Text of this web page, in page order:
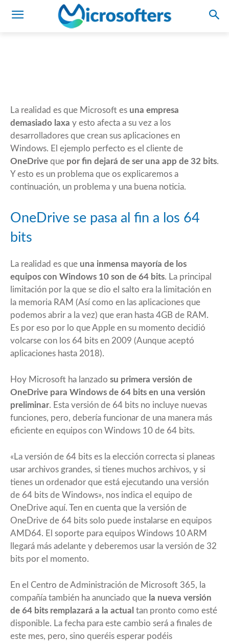
cliente de 64 bits en Windows
La realidad es que Microsoft es una empresa
demasiado laxa y esto afecta a su vez a los
desarrolladores que crean sus aplicaciones en
Windows. El ejemplo perfecto es el cliente de
OneDrive que por fin dejará de ser una app de 32 bits.
Y esto es un problema que os explicaremos a
continuación, un problema y una buena noticia.
OneDrive se pasa al fin a los 64
bits
La realidad es que una inmensa mayoría de los
equipos con Windows 10 son de 64 bits. La principal
limitación por la que se dio el salto era la limitación en
la memoria RAM (Así como en las aplicaciones que
podemos abrir a la vez) que eran hasta 4GB de RAM.
Es por eso por lo que Apple en su momento decidió
volcarse con los 64 bits en 2009 (Aunque aceptó
aplicaciones hasta 2018).
Hoy Microsoft ha lanzado su primera versión de
OneDrive para Windows de 64 bits en una versión
preliminar. Esta versión de 64 bits no incluye nuevas
funciones, pero, debería funcionar de una manera más
eficiente en equipos con Windows 10 de 64 bits.
«La versión de 64 bits es la elección correcta si planeas
usar archivos grandes, si tienes muchos archivos, y si
tienes un ordenador que está ejecutando una versión
de 64 bits de Windows», nos indica el equipo de
OneDrive aquí. Ten en cuenta que la versión de
OneDrive de 64 bits solo puede instalarse en equipos
AMD64. El soporte para equipos Windows 10 ARM
llegará más adelante y deberemos usar la versión de 32
bits por el momento.
En el Centro de Administración de Microsoft 365, la
compañía también ha anunciado que la nueva versión
de 64 bits remplazará a la actual tan pronto como esté
disponible. La fecha para este cambio será a finales de
este mes, pero, sino queréis esperar podéis